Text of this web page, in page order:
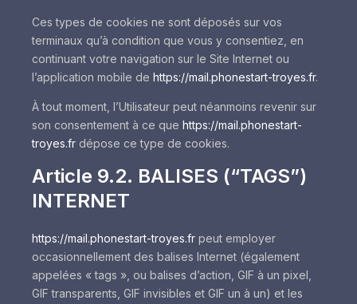
Ces types de cookies ne sont déposés sur vos
terminaux qu’à condition que vous y consentiez, en
continuant votre navigation sur le Site Internet ou
l’application mobile de https://mail.phonestart-troyes.fr.
À tout moment, l’Utilisateur peut néanmoins revenir sur
son consentement à ce que https://mail.phonestart-
troyes.fr dépose ce type de cookies.
Article 9.2. BALISES (“TAGS”)
INTERNET
https://mail.phonestart-troyes.fr peut employer
occasionnellement des balises Internet (également
appelées « tags », ou balises d’action, GIF à un pixel,
GIF transparents, GIF invisibles et GIF un à un) et les